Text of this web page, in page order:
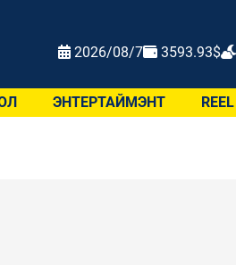
2026/08/7 3593.93$
ЭНТЕРТАЙМЭНТ REEL